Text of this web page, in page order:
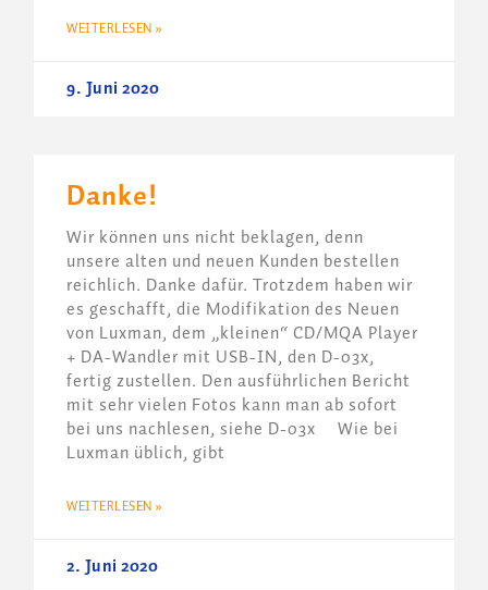
WEITERLESEN »
9. Juni 2020
Danke!
Wir können uns nicht beklagen, denn
unsere alten und neuen Kunden bestellen
reichlich. Danke dafür. Trotzdem haben wir
es geschafft, die Modifikation des Neuen
von Luxman, dem „kleinen“ CD/MQA Player
+ DA-Wandler mit USB-IN, den D-03x,
fertig zustellen. Den ausführlichen Bericht
mit sehr vielen Fotos kann man ab sofort
bei uns nachlesen, siehe D-03x Wie bei
Luxman üblich, gibt
WEITERLESEN »
2. Juni 2020